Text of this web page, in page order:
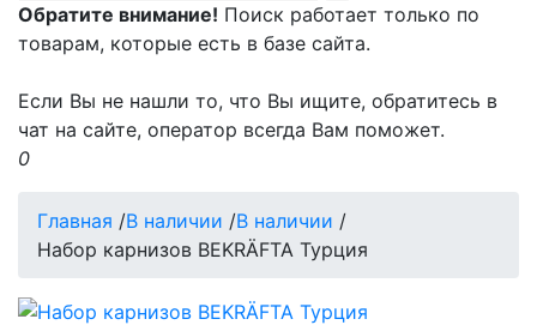
Обратите внимание! Поиск работает только по
товарам, которые есть в базе сайта.
Если Вы не нашли то, что Вы ищите, обратитесь в
чат на сайте, оператор всегда Вам поможет.
0
Главная /В наличии /В наличии /
Набор карнизов BEKRÄFTA Турция